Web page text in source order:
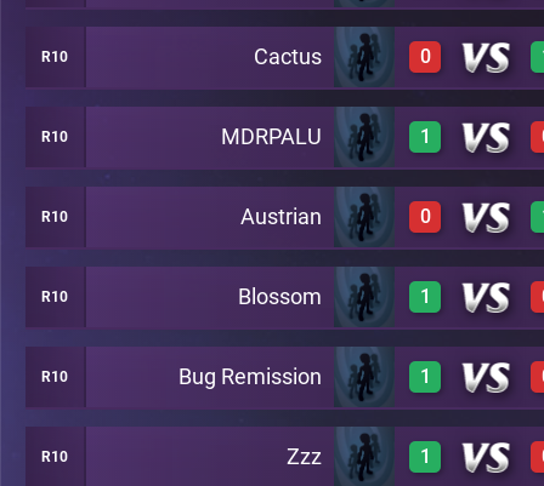
0 A14
R10 Cactus 0
0 A14
R10 MDRPALU 1
2 A14
R10 Austrian 0
0 A14
R10 Blossom 1
3 A14
R10 Bug Remission 1
3 A14
R10 Zzz 1